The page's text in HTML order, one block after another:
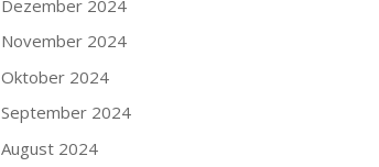
Dezember 2024
November 2024
Oktober 2024
September 2024
August 2024